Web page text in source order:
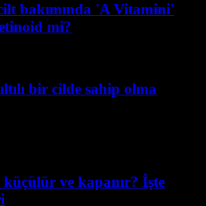
bakımında 'A Vitamini'
mi?
bir cilde sahip olma
küçülür ve kapanır? İşte